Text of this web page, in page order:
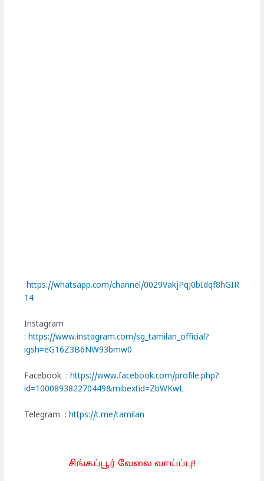
https://whatsapp.com/channel/0029VakjPqJ0bIdqf8hGIR
14
Instagram
:https://www.instagram.com/sg_tamilan_official?
igsh=eG16Z3B6NW93bmw0
Facebook :https://www.facebook.com/profile.php?
id=100089382270449&mibextid=ZbWKwL
Telegram :https://t.me/tamilan
சிங்கப்பூர் வேலை வாய்ப்பு!!